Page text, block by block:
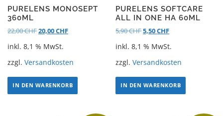
PURELENS MONOSEPT
360ML
22,00CHF20,00CHF
inkl. 8,1 % MwSt.
zzgl. Versandkosten
IN DEN WARENKORB
PURELENS SOFTCARE
ALL IN ONE HA 60ML
5,90CHF5,50CHF
inkl. 8,1 % MwSt.
zzgl.Versandkosten
IN DEN WARENKORB